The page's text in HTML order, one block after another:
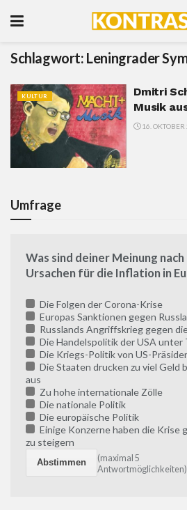
Schlagwort: Leningrader
KULTUR
Dmitri
Musik
16. OKTOBER
Umfrage
Was sind deiner Meinung
Ursachen für die Inflation in
Die Folgen der Corona-Krise
Europas Sanktionen gegen
Russlands Angriffskrieg gegen
Die Handelspolitik der USA unter
Die Kriegs-Politik von US-
Die Staaten drucken zu viel Geld
aus
Zu hohe internationale Zölle
Die nationale Politik
Die europäische Politik
Einige Konzerne haben die Krise
zu steigern
(maximal 5
Antwortmöglichkeiten)